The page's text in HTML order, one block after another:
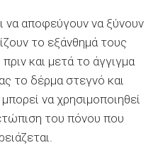
να αποφεύγουν να ξύνουν
το εξάνθημά τους
και μετά το άγγιγμα
το δέρμα στεγνό και
να χρησιμοποιηθεί
του πόνου που